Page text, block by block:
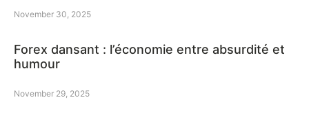
November 30, 2025
Forex dansant : l’économie entre absurdité et
humour
November 29, 2025